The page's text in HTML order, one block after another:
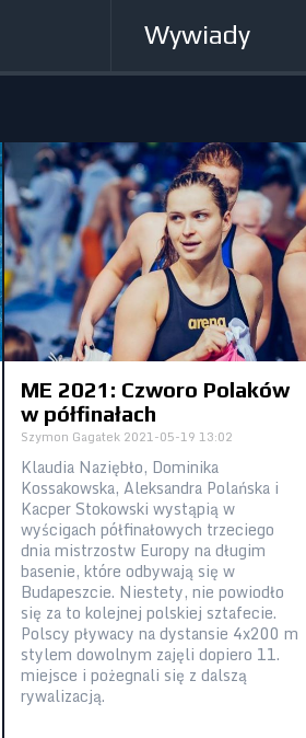
Wywiady
ME 2021: Czworo Polaków
w półfinałach
Szymon Gagatek 2021-05-19 13:02
Klaudia Naziębło, Dominika
Kossakowska, Aleksandra Polańska i
Kacper Stokowski wystąpią w
wyścigach półfinałowych trzeciego
dnia mistrzostw Europy na długim
basenie, które odbywają się w
Budapeszcie. Niestety, nie powiodło
się za to kolejnej polskiej sztafecie.
Polscy pływacy na dystansie 4x200 m
stylem dowolnym zajęli dopiero 11.
miejsce i pożegnali się z dalszą
rywalizacją.